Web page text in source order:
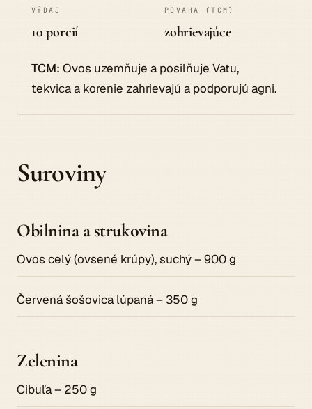
VÝDAJ
10 porcií
POVAHA (TCM)
zohrievajúce
TCM: Ovos uzemňuje a posilňuje Vatu,
tekvica a korenie zahrievajú a podporujú agni.
Suroviny
Obilnina a strukovina
Ovos celý (ovsené krúpy), suchý – 900 g
Červená šošovica lúpaná – 350 g
Zelenina
Cibuľa – 250 g